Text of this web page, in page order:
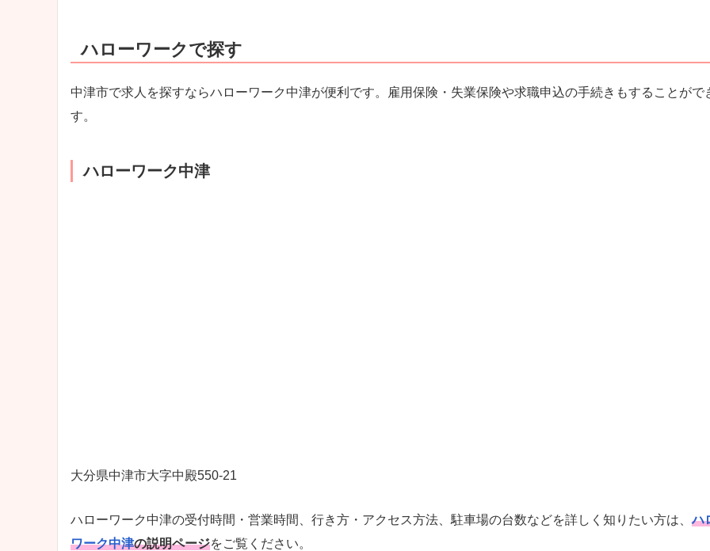
ハローワークで探す
中津市で求人を探すならハローワーク中津が便利です。雇用保険・失業保険や求職申込の手続きもすることがで
す。
ハローワーク中津
大分県中津市大字中殿550-21
ハローワーク中津の受付時間・営業時間、行き方・アクセス方法、駐車場の台数などを詳しく知りたい方は、ハ
ワーク中津の説明ページをご覧ください。